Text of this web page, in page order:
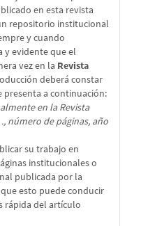
en esta revista
repositorio institucional
y cuando
y evidente que el
vez en la Revista
deberá constar
presenta a continuación:
en la Revista
número de páginas, año
su trabajo en
institucionales o
publicada por la
esto puede conducir
rápida del artículo